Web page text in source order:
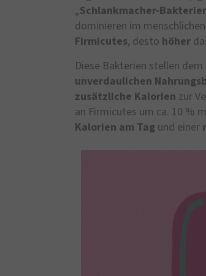
„Schlankmacher-
dominieren im
Firmicutes, desto höher
Diese Bakterien stellen
unverdaulichen
zusätzliche Kalorien zur
an Firmicutes um ca. 10 %
Kalorien am Tag und einer